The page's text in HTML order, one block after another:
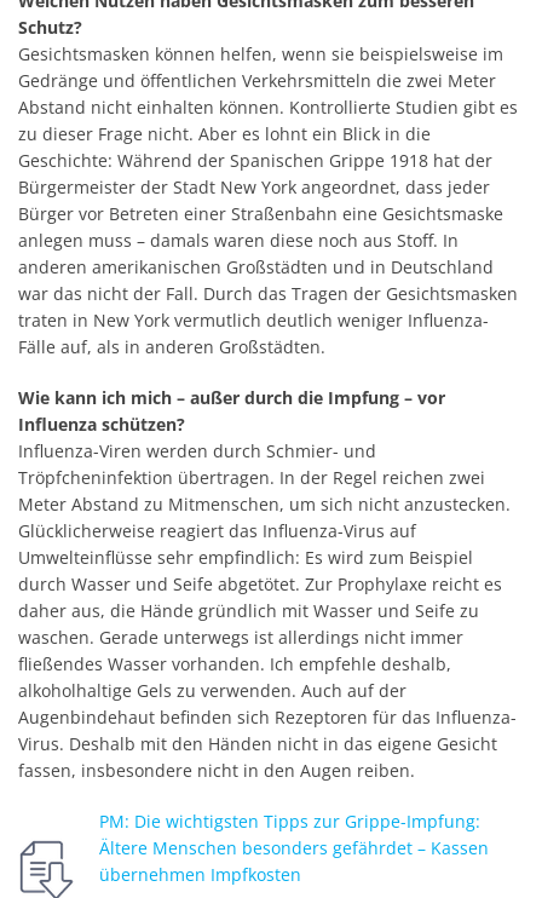
Schutz?
Gesichtsmasken können helfen, wenn sie beispielsweise im
Gedränge und öffentlichen Verkehrsmitteln die zwei Meter
Abstand nicht einhalten können. Kontrollierte Studien gibt es
zu dieser Frage nicht. Aber es lohnt ein Blick in die
Geschichte: Während der Spanischen Grippe 1918 hat der
Bürgermeister der Stadt New York angeordnet, dass jeder
Bürger vor Betreten einer Straßenbahn eine Gesichtsmaske
anlegen muss – damals waren diese noch aus Stoff. In
anderen amerikanischen Großstädten und in Deutschland
war das nicht der Fall. Durch das Tragen der Gesichtsmasken
traten in New York vermutlich deutlich weniger Influenza-
Fälle auf, als in anderen Großstädten.
Wie kann ich mich – außer durch die Impfung – vor
Influenza schützen?
Influenza-Viren werden durch Schmier- und
Tröpfcheninfektion übertragen. In der Regel reichen zwei
Meter Abstand zu Mitmenschen, um sich nicht anzustecken.
Glücklicherweise reagiert das Influenza-Virus auf
Umwelteinflüsse sehr empfindlich: Es wird zum Beispiel
durch Wasser und Seife abgetötet. Zur Prophylaxe reicht es
daher aus, die Hände gründlich mit Wasser und Seife zu
waschen. Gerade unterwegs ist allerdings nicht immer
fließendes Wasser vorhanden. Ich empfehle deshalb,
alkoholhaltige Gels zu verwenden. Auch auf der
Augenbindehaut befinden sich Rezeptoren für das Influenza-
Virus. Deshalb mit den Händen nicht in das eigene Gesicht
fassen, insbesondere nicht in den Augen reiben.
PM: Die wichtigsten Tipps zur Grippe-Impfung:
Ältere Menschen besonders gefährdet – Kassen
übernehmen Impfkosten